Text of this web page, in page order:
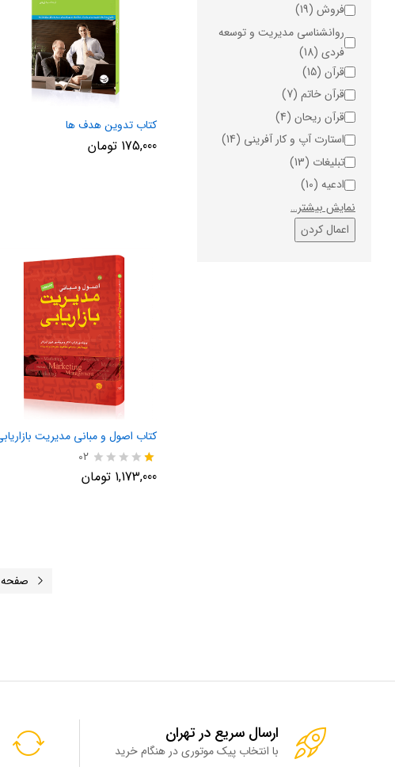
کتاب تدوین هدف ها
175,000 تومان
کتاب اصول و مبانی مدیریت
نم
02
1,173,000 تومان
صفحه
فروش (19)
روانشناسی مدیریت و توسعه
فردی (18)
قرآن (15)
قرآن خاتم (7)
قرآن ریحان (4)
استارت آپ و کار آفرینی (14)
تبلیغات (13)
ادعیه (10)
نمایش بیشتر…
اعمال کردن
ارسال سریع در تهران
با انتخاب پیک موتوری در هنگام خرید